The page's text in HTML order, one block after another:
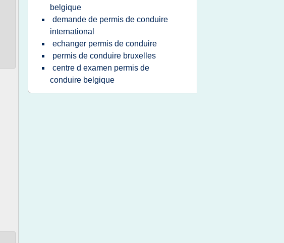
belgique
demande de permis de conduire
international
echanger permis de conduire
permis de conduire bruxelles
centre d examen permis de
conduire belgique